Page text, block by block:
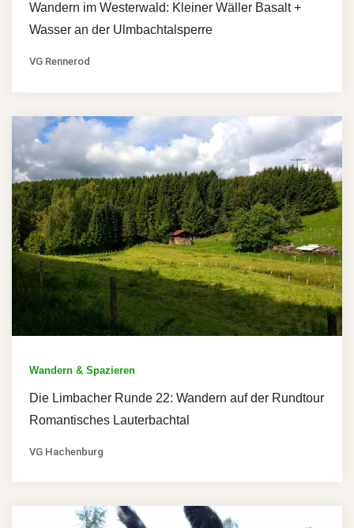
Wandern im Westerwald: Kleiner Wäller Basalt +
Wasser an der Ulmbachtalsperre
VG Rennerod
Wandern & Spazieren
Die Limbacher Runde 22: Wandern auf der Rundtour
Romantisches Lauterbachtal
VG Hachenburg